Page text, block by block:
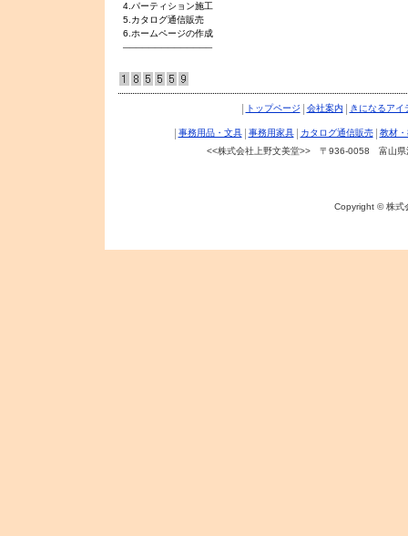
4. パーティション施工
5. カタログ通信販売
6.ホームページの作成
──────────────
トップページ 会社案内 きになるアイ
事務用品・文具 事務用家具 カタログ通信販売
教材
<<株式会社上野文美堂>> 〒936-0058 富山
Copyright © 株式